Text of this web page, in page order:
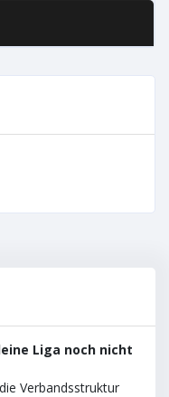
Liga noch nicht
Verbandsstruktur